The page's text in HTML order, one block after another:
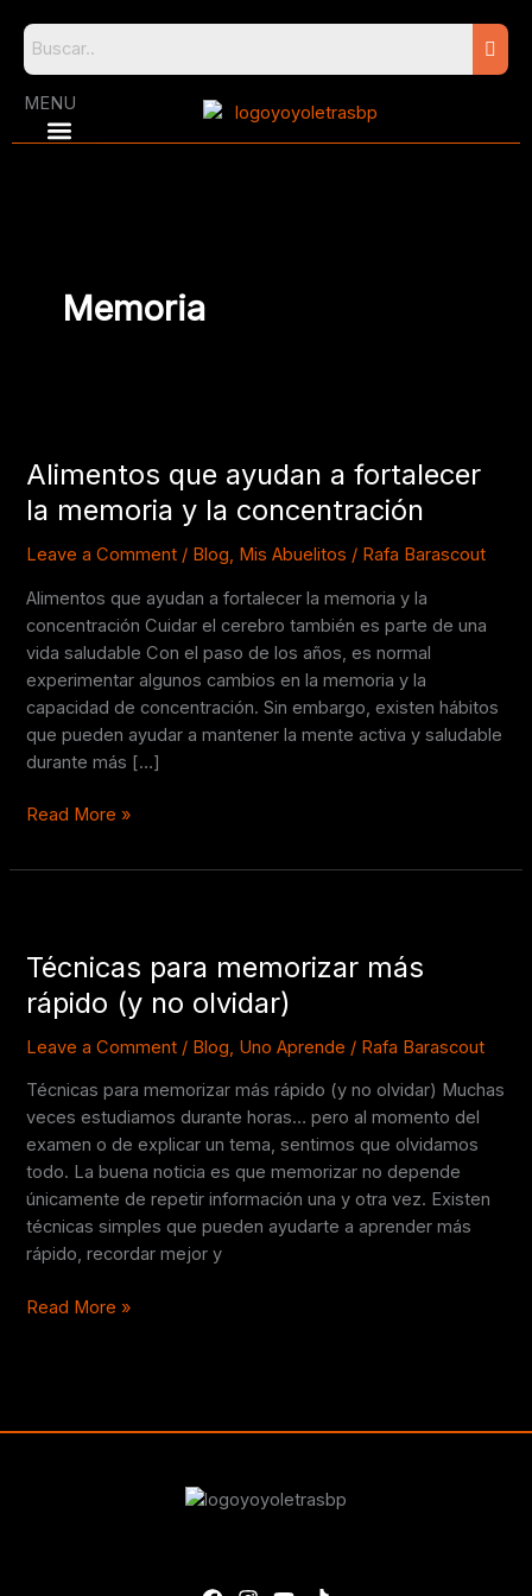
content
MENU
Memoria
Alimentos que ayudan a fortalecer
la memoria y la concentración
Leave a Comment / Blog, Mis Abuelitos / Rafa Barascout
Alimentos que ayudan a fortalecer la memoria y la
concentración Cuidar el cerebro también es parte de una
vida saludable Con el paso de los años, es normal
experimentar algunos cambios en la memoria y la
capacidad de concentración. Sin embargo, existen hábitos
que pueden ayudar a mantener la mente activa y saludable
durante más […]
ayudan
a
fortalecer
la
y
la
concentración
Read More »
Técnicas para memorizar más
rápido (y no olvidar)
Leave a Comment / Blog Uno Aprende / Rafa Barascout
Técnicas para memorizar más rápido (y no olvidar) Muchas
veces estudiamos durante horas… pero al momento del
examen o de explicar un tema, sentimos que olvidamos
todo. La buena noticia es que memorizar no depende
únicamente de repetir información una y otra vez. Existen
técnicas simples que pueden ayudarte a aprender más
rápido, recordar mejor y
memorizar
más
rápido
(y
olvidar)
Read More »